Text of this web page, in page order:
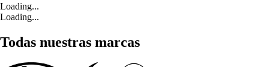
Loading...
Loading...
Todas nuestras marcas